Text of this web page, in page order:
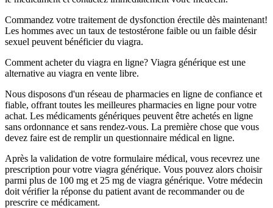
Commandez votre traitement de dysfonction érectile dès maintenant!
Les hommes avec un taux de testostérone faible ou un faible désir
sexuel peuvent bénéficier du viagra.
Comment acheter du viagra en ligne? Viagra générique est une
alternative au viagra en vente libre.
Nous disposons d'un réseau de pharmacies en ligne de confiance et
fiable, offrant toutes les meilleures pharmacies en ligne pour votre
achat. Les médicaments génériques peuvent être achetés en ligne
sans ordonnance et sans rendez-vous. La première chose que vous
devez faire est de remplir un questionnaire médical en ligne.
Après la validation de votre formulaire médical, vous recevrez une
prescription pour votre viagra générique. Vous pouvez alors choisir
parmi plus de 100 mg et 25 mg de viagra générique. Votre médecin
doit vérifier la réponse du patient avant de recommander ou de
prescrire ce médicament.